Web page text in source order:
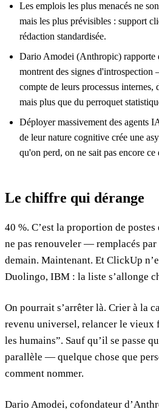
Les emplois les plus menacés ne
mais les plus prévisibles : support
rédaction standardisée.
Dario Amodei (Anthropic) rapporte
montrent des signes d'introspection
compte de leurs processus internes,
mais plus que du perroquet
Déployer massivement des agents
de leur nature cognitive crée une
qu'on perd, on ne sait pas encore ce
Le chiffre qui dérange
40 %. C’est la proportion de
ne pas renouveler — remplacés par
demain. Maintenant. Et ClickUp
Duolingo, IBM : la liste s’allonge
On pourrait s’arrêter là. Crier à la
revenu universel, relancer le vieux
les humains”. Sauf qu’il se passe
parallèle — quelque chose que
comment nommer.
Dario Amodei, cofondateur